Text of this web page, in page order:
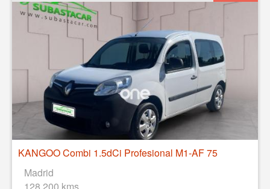
KANGOO Combi 1.5dCi Profesional M1-AF 75
Madrid